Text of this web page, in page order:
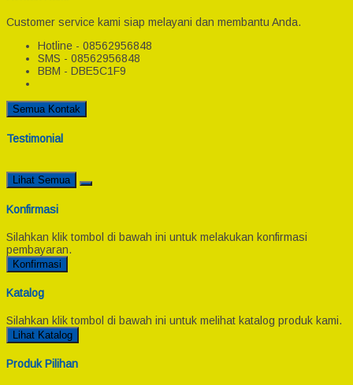
Customer service kami siap melayani dan membantu Anda.
Hotline - 08562956848
SMS - 08562956848
BBM - DBE5C1F9
Semua Kontak
Testimonial
Lihat Semua
Konfirmasi
Silahkan klik tombol di bawah ini untuk melakukan konfirmasi
pembayaran.
Konfirmasi
Katalog
Silahkan klik tombol di bawah ini untuk melihat katalog produk kami.
Lihat Katalog
Produk Pilihan